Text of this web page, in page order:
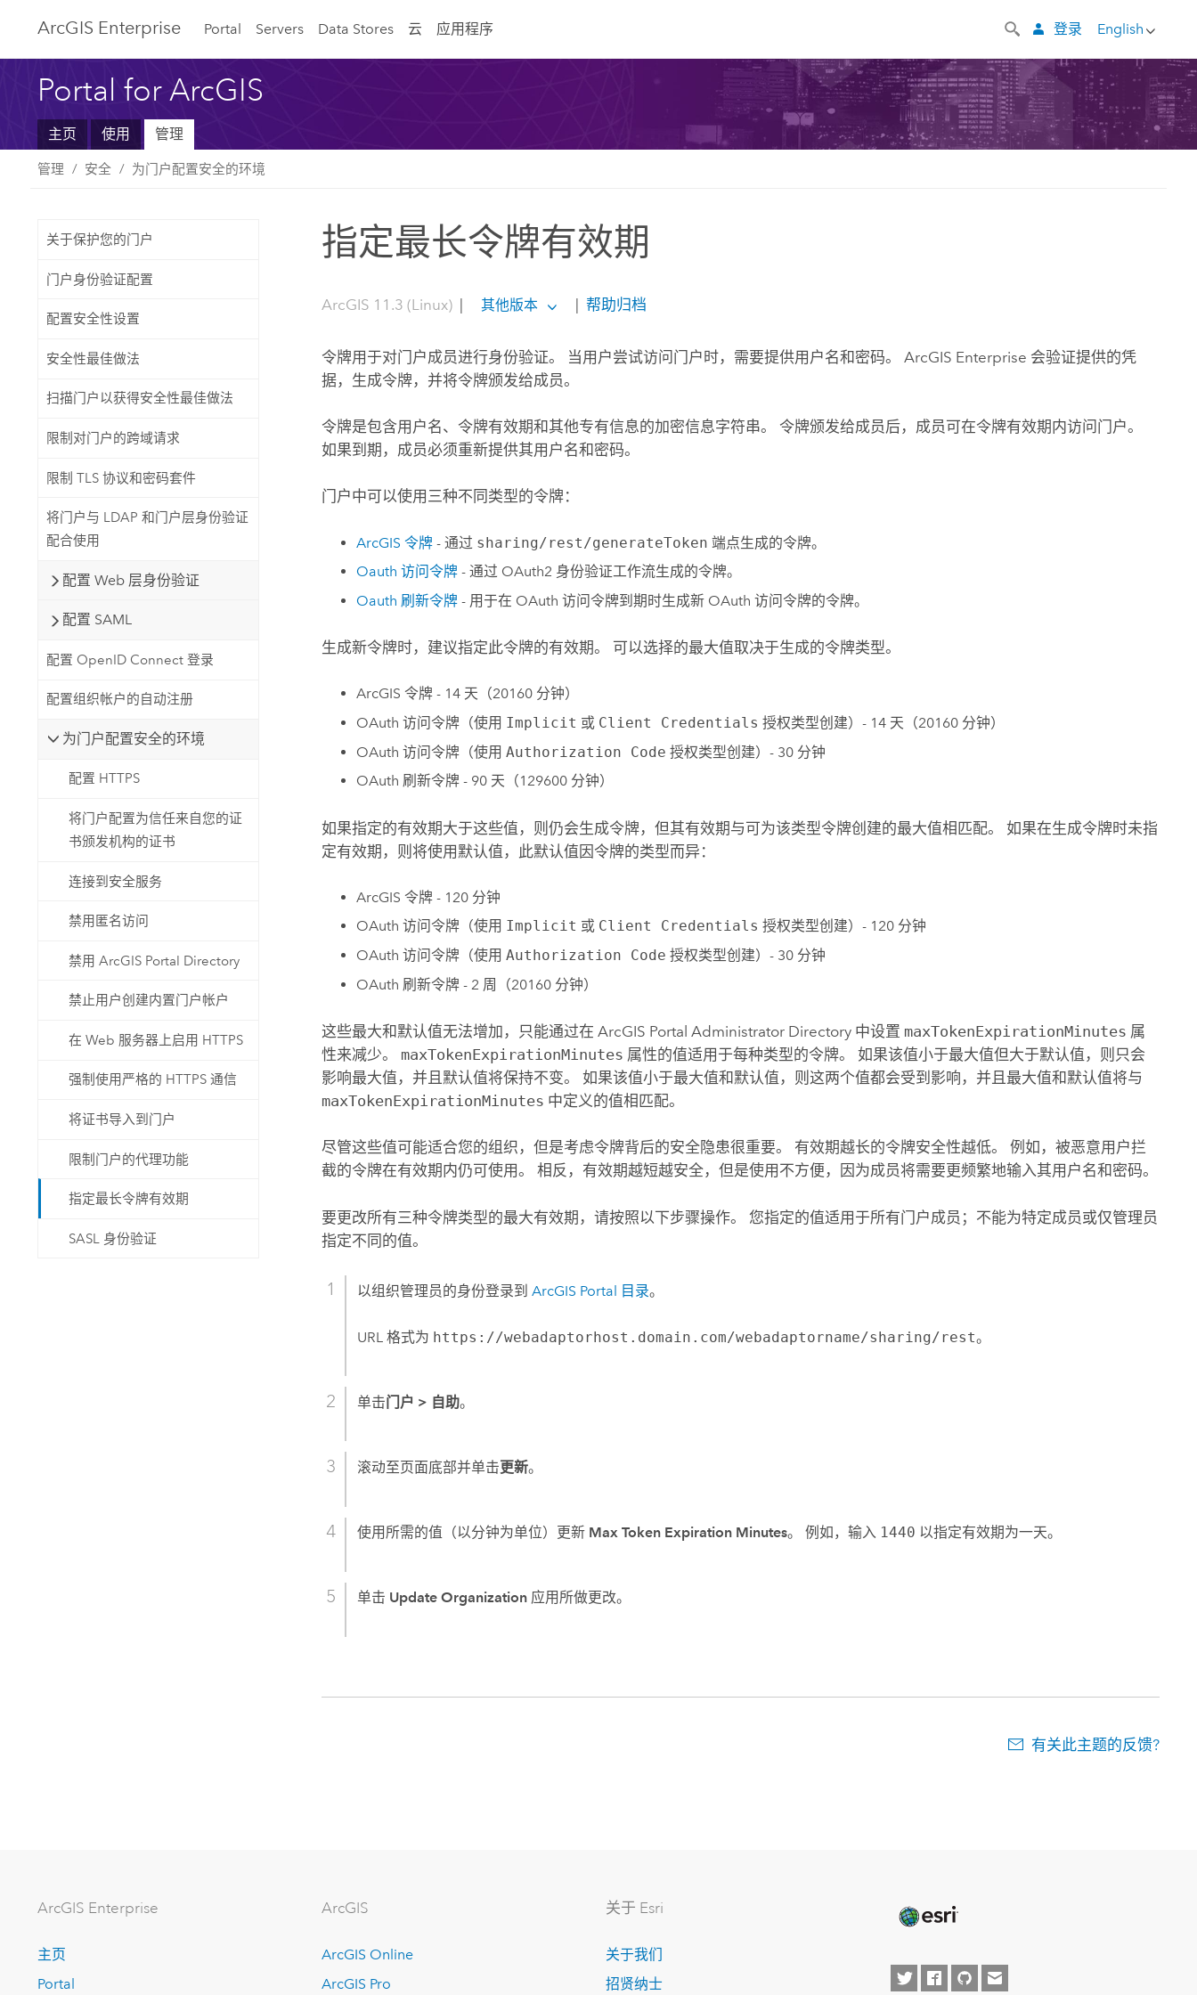
ArcGIS Enterprise Portal Servers Data Stores 云 应用程序 English
登录
Portal for ArcGIS
主页 使用 管理
管理 安全 为门户配置安全的环境
关于保护您的门户
门户身份验证配置
配置安全性设置
安全性最佳做法
扫描门户以获得安全性最佳做法
限制对门户的跨域请求
限制 TLS 协议和密码套件
将门户与 LDAP 和门户层身份验证
配合使用
配置 Web 层身份验证
配置 SAML
配置 OpenID Connect 登录
配置组织帐户的自动注册
为门户配置安全的环境
配置 HTTPS
将门户配置为信任来自您的证
书颁发机构的证书
连接到安全服务
禁用匿名访问
禁用 ArcGIS Portal Directory
禁止用户创建内置门户帐户
在 Web 服务器上启用 HTTPS
强制使用严格的 HTTPS 通信
将证书导入到门户
限制门户的代理功能
指定最长令牌有效期
SASL 身份验证
指定最长令牌有效期
ArcGIS 11.3 (Linux) | 其他版本 | 帮助归档
令牌用于对门户成员进行身份验证。 当用户尝试访问门户时，需要提供用户名和密码。ArcGIS Enterprise 会验证提供的凭
据，生成令牌，并将令牌颁发给成员。
令牌是包含用户名、令牌有效期和其他专有信息的加密信息字符串。 令牌颁发给成员后，成员可在令牌有效期内访问门户。
如果到期，成员必须重新提供其用户名和密码。
门户中可以使用三种不同类型的令牌：
ArcGIS 令牌- 通过 sharing/rest/generateToken 端点生成的令牌。
Oauth 访问令牌- 通过 OAuth2 身份验证工作流生成的令牌。
Oauth 刷新令牌- 用于在 OAuth 访问令牌到期时生成新 OAuth 访问令牌的令牌。
生成新令牌时，建议指定此令牌的有效期。 可以选择的最大值取决于生成的令牌类型。
ArcGIS 令牌 - 14 天（20160 分钟）
OAuth 访问令牌（使用 Implicit 或 Client Credentials 授权类型创建）- 14 天（20160 分钟）
OAuth 访问令牌（使用 Authorization Code 授权类型创建）- 30 分钟
OAuth 刷新令牌 - 90 天（129600 分钟）
如果指定的有效期大于这些值，则仍会生成令牌，但其有效期与可为该类型令牌创建的最大值相匹配。 如果在生成令牌时未指
定有效期，则将使用默认值，此默认值因令牌的类型而异：
ArcGIS 令牌 - 120 分钟
OAuth 访问令牌（使用 Implicit 或 Client Credentials 授权类型创建）- 120 分钟
OAuth 访问令牌（使用 Authorization Code 授权类型创建）- 30 分钟
OAuth 刷新令牌 - 2 周（20160 分钟）
这些最大和默认值无法增加，只能通过在ArcGIS Portal Administrator Directory 中设置 maxTokenExpirationMinutes 属
性来减少。 maxTokenExpirationMinutes 属性的值适用于每种类型的令牌。 如果该值小于最大值但大于默认值，则只会
影响最大值，并且默认值将保持不变。 如果该值小于最大值和默认值，则这两个值都会受到影响，并且最大值和默认值将与
maxTokenExpirationMinutes 中定义的值相匹配。
尽管这些值可能适合您的组织，但是考虑令牌背后的安全隐患很重要。 有效期越长的令牌安全性越低。 例如，被恶意用户拦
截的令牌在有效期内仍可使用。 相反，有效期越短越安全，但是使用不方便，因为成员将需要更频繁地输入其用户名和密码。
要更改所有三种令牌类型的最大有效期，请按照以下步骤操作。 您指定的值适用于所有门户成员；不能为特定成员或仅管理员
指定不同的值。
以组织管理员的身份登录到ArcGIS Portal 目录。
URL 格式为 https://webadaptorhost.domain.com/webadaptorname/sharing/rest。
单击门户 > 自助。
滚动至页面底部并单击更新。
使用所需的值（以分钟为单位）更新 Max Token Expiration Minutes。 例如，输入 1440 以指定有效期为一天。
单击 Update Organization 应用所做更改。
有关此主题的反馈?
ArcGIS Enterprise
主页
Portal
ArcGIS
ArcGIS Online
ArcGIS Pro
关于 Esri
关于我们
招贤纳士